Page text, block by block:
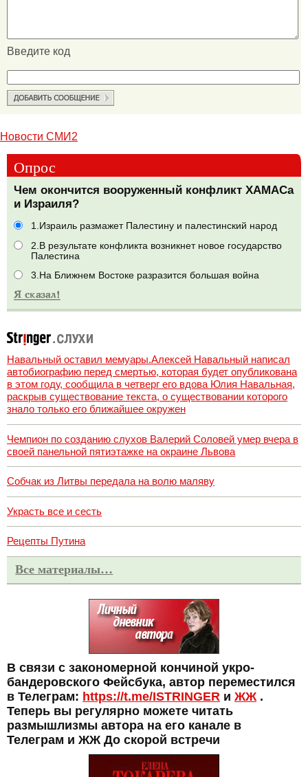
Введите код
Новости СМИ2
Опрос
Чем окончится вооруженный конфликт ХАМАСа
и Израиля?
1.Израиль размажет Палестину и палестинский народ
2.В результате конфликта возникнет новое государство
Палестина
3.На Ближнем Востоке разразится большая война
Навальный оставил мемуары.Алексей Навальный написал
автобиографию перед смертью, которая будет опубликована
в этом году, сообщила в четверг его вдова Юлия Навальная,
раскрыв существование текста, о существовании которого
знало только его ближайшее окружен
Чемпион по созданию слухов Валерий Соловей умер вчера в
своей панельной пятиэтажке на окраине Львова
Собчак из Литвы передала на волю маляву
Украсть все и сесть
Рецепты Путина
Все материалы…
В связи с закономерной кончиной укро-
бандеровского Фейсбука, автор переместился
в Телеграм: https://t.me/ISTRINGER и ЖЖ .
Теперь вы регулярно можете читать
размышлизмы автора на его канале в
Телеграм и ЖЖ До скорой встречи